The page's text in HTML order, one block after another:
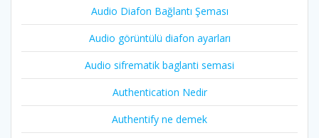
Audio Diafon Bağlantı Şeması
Audio görüntülü diafon ayarları
Audio sifrematik baglanti semasi
Authentication Nedir
Authentify ne demek